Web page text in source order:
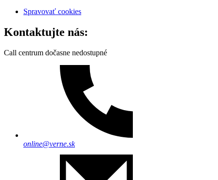
Spravovať cookies
Kontaktujte nás:
Call centrum dočasne nedostupné
online@verne.sk